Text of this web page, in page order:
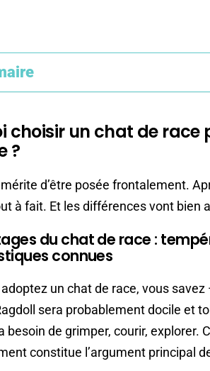
choisir un chat de race
?
d’être posée frontalement.
à fait. Et les différences vont bien
du chat de race :
connues
un chat de race, vous
sera probablement docile et
besoin de grimper, courir, explorer.
constitue l’argument principal